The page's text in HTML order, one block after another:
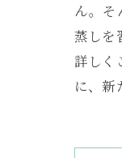
ん。そ
蒸しを
詳しく
に、新